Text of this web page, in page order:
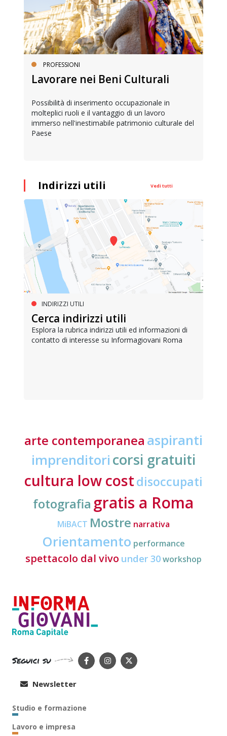
PROFESSIONI
Lavorare nei Beni Culturali
Possibilità di inserimento occupazionale in
molteplici ruoli e il vantaggio di un lavoro
immerso nell'inestimabile patrimonio culturale del
Paese
Indirizzi utili Vedi tutti
INDIRIZZI UTILI
Cerca indirizzi utili
Esplora la rubrica indirizzi utili ed informazioni di
contatto di interesse su Informagiovani Roma
arte contemporanea aspiranti
imprenditori corsi gratuiti
cultura low costdisoccupati
fotografia gratis a Roma
MiBACT Mostre narrativa
Orientamento performance
spettacolo dal vivo under 30workshop
Seguici su
Newsletter
Studio e formazione
Lavoro e impresa